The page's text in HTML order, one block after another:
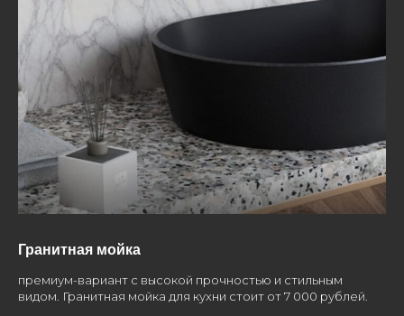
Гранитная мойка
премиум-вариант с высокой прочностью и стильным
видом. Гранитная мойка для кухни стоит от 7 000 рублей.